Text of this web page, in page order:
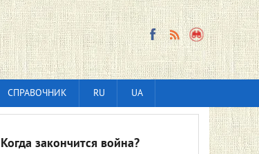
СПРАВОЧНИК RU UA
Когда закончится война?